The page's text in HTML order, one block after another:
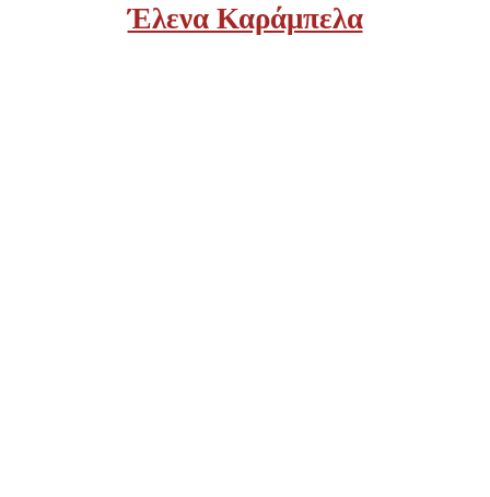
Έλενα Καράμπελα